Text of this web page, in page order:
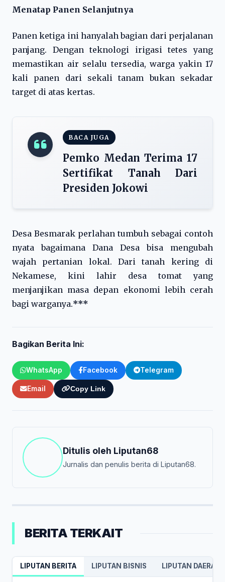
Menatap Panen Selanjutnya
Panen ketiga ini hanyalah bagian dari perjalanan
panjang. Dengan teknologi irigasi tetes yang
memastikan air selalu tersedia, warga yakin 17
kali panen dari sekali tanam bukan sekadar
target di atas kertas.
BACA JUGA
Pemko Medan Terima 17
Sertifikat Tanah Dari
Presiden Jokowi
Desa Besmarak perlahan tumbuh sebagai contoh
nyata bagaimana Dana Desa bisa mengubah
wajah pertanian lokal. Dari tanah kering di
Nekamese, kini lahir desa tomat yang
menjanjikan masa depan ekonomi lebih cerah
bagi warganya.***
Bagikan Berita Ini:
WhatsApp Facebook Telegram
Email Copy Link
Ditulis oleh Liputan68
Jurnalis dan penulis berita di Liputan68.
BERITA TERKAIT
LIPUTAN BERITA LIPUTAN BISNIS LIPUTAN DAERAH